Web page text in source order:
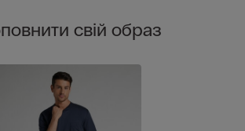
свій образ